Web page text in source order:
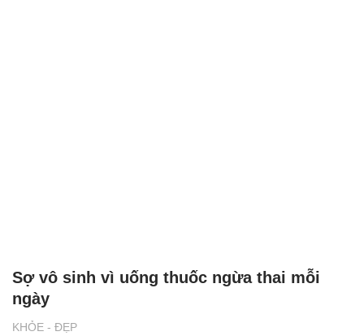
KHỎE - ĐẸP
Sợ vô sinh vì uống thuốc ngừa thai mỗi
ngày